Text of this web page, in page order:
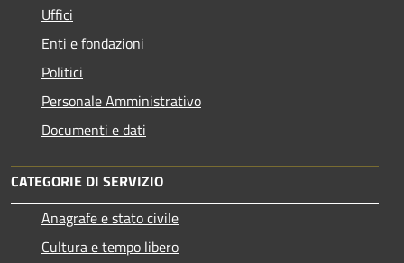
Uffici
Enti e fondazioni
Politici
Personale Amministrativo
Documenti e dati
CATEGORIE DI SERVIZIO
Anagrafe e stato civile
Cultura e tempo libero